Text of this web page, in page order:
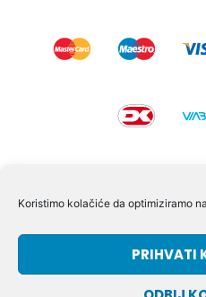
Koristimo kolačiće da optimiziramo
PRIHVATI
Volmersvej 11
+45